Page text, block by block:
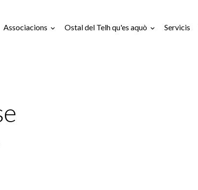
Associacions Ostal del Telh qu'es aquò Servicis